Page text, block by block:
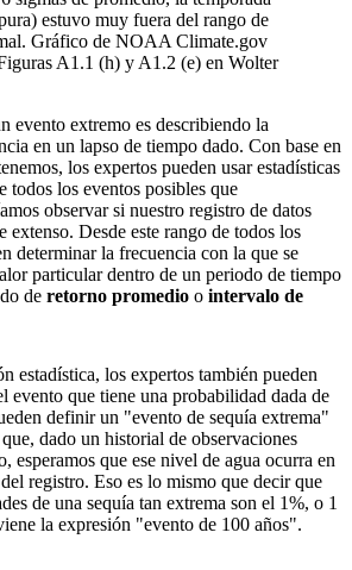
estuvo muy fuera del rango de
Gráfico de NOAA Climate.gov
A1.1 (h) y A1.2 (e) en Wolter
evento extremo es describiendo la
en un lapso de tiempo dado. Con base en
los expertos pueden usar estadísticas
todos los eventos posibles que
observar si nuestro registro de datos
extenso. Desde este rango de todos los
determinar la frecuencia con la que se
particular dentro de un periodo de tiempo
de retorno promedio o intervalo de
estadística, los expertos también pueden
evento que tiene una probabilidad dada de
definir un "evento de sequía extrema"
dado un historial de observaciones
esperamos que ese nivel de agua ocurra en
registro. Eso es lo mismo que decir que
de una sequía tan extrema son el 1%, o 1
la expresión "evento de 100 años".